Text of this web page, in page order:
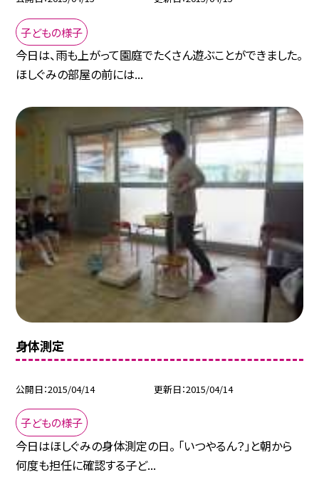
子どもの様子
今日は、雨も上がって園庭でたくさん遊ぶことができました。
ほしぐみの部屋の前には...
身体測定
公開日 2015/04/14 更新日 2015/04/14
子どもの様子
今日はほしぐみの身体測定の日。 「いつやるん？」と朝から
何度も担任に確認する子ど...